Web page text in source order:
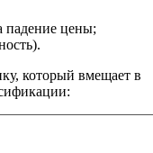
падение цены;
который вмещает в